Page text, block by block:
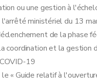
ou une gestion à
l'arrêté ministériel du 13
de la phase
coordination et la gestion
19
le « Guide relatif à